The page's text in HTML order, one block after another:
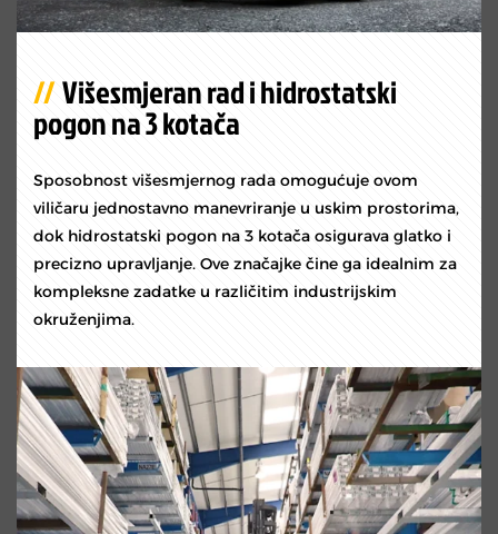
Višesmjeran rad i hidrostatski
pogon na 3 kotača
Sposobnost višesmjernog rada omogućuje ovom
viličaru jednostavno manevriranje u uskim prostorima,
dok hidrostatski pogon na 3 kotača osigurava glatko i
precizno upravljanje. Ove značajke čine ga idealnim za
kompleksne zadatke u različitim industrijskim
okruženjima.